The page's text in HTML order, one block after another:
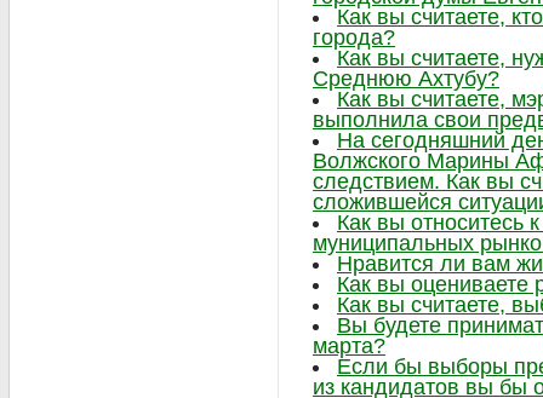
Как вы считаете,
города?
Как вы считаете,
Среднюю Ахтубу?
Как вы считаете,
выполнила свои
На сегодняшний
Волжского Марины
следствием. Как вы
сложившейся
Как вы относитесь
муниципальных
Нравится ли вам
Как вы оцениваете
Как вы считаете,
Вы будете
марта?
Если бы выборы
из кандидатов вы бы